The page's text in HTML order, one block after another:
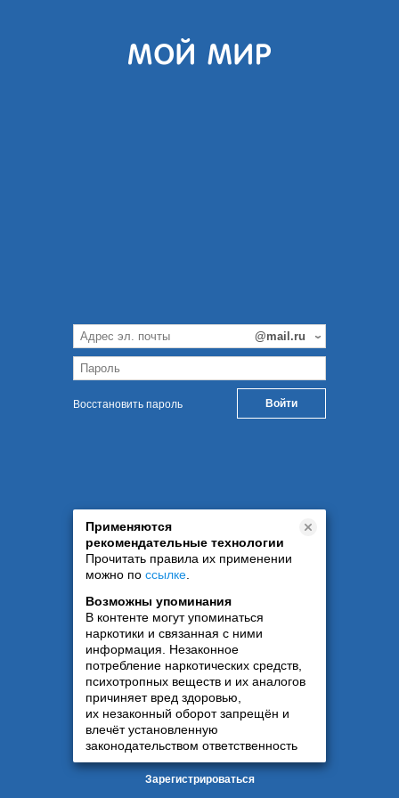
Восстановить пароль
Применяются
рекомендательные технологии
Прочитать правила их применении
можно по ссылке
Возможны упоминания
В контенте могут упоминаться
наркотики и связанная с ними
информация. Незаконное
потребление наркотических средств,
психотропных веществ и их аналогов
причиняет вред здоровью,
их незаконный оборот запрещён и
влечёт установленную
законодательством ответственность
Зарегистрироваться